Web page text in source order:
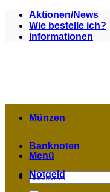
Zum
Inhalt
springen
Aktionen/News
Wie bestelle ich?
Informationen
Menü
Suchen
nach:
Münzen
Banknoten
Notgeld